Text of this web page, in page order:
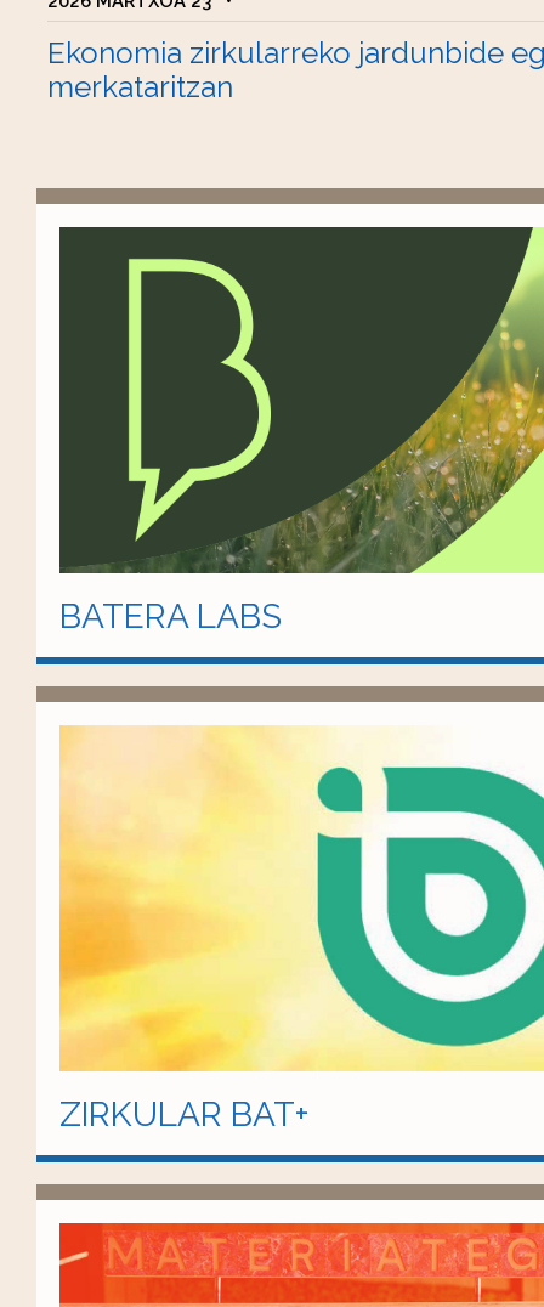
Ekonomia zirkularreko jardunbide
merkataritzan
BATERA LABS
ZIRKULAR BAT+